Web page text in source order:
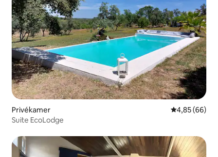
Privékamer Gemiddelde
4,85 (66)
Suite EcoLodge